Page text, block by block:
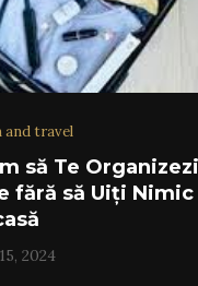
and travel
să Te
fără să Uiți Nimic
2024